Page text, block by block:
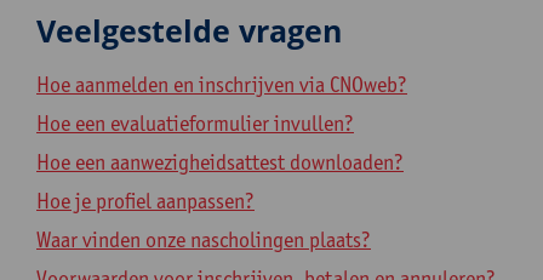
Veelgestelde vragen
Hoe aanmelden en inschrijven via CNOweb?
Hoe een evaluatieformulier invullen?
Hoe een aanwezigheidsattest downloaden?
Hoe je profiel aanpassen?
Waar vinden onze nascholingen plaats?